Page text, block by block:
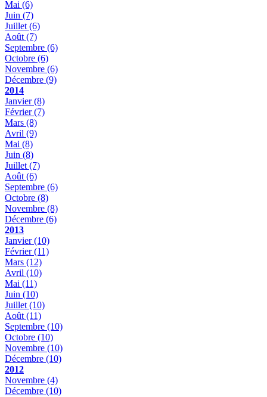
Mai (6)
Juin (7)
Juillet(6)
Août(7)
Septembre (6)
Octobre (6)
Novembre (6)
Décembre (9)
2014
Janvier(8)
Février(7)
Mars (8)
Avril (9)
Mai (8)
Juin (8)
Juillet(7)
Août(6)
Septembre (6)
Octobre (8)
Novembre (8)
Décembre (6)
2013
Janvier(10)
Février(11)
Mars (12)
Avril (10)
Mai (11)
Juin (10)
Juillet(10)
Août(11)
Septembre (10)
Octobre (10)
Novembre (10)
Décembre (10)
2012
Novembre (4)
Décembre (10)